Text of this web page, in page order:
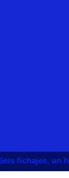
fichajes, un